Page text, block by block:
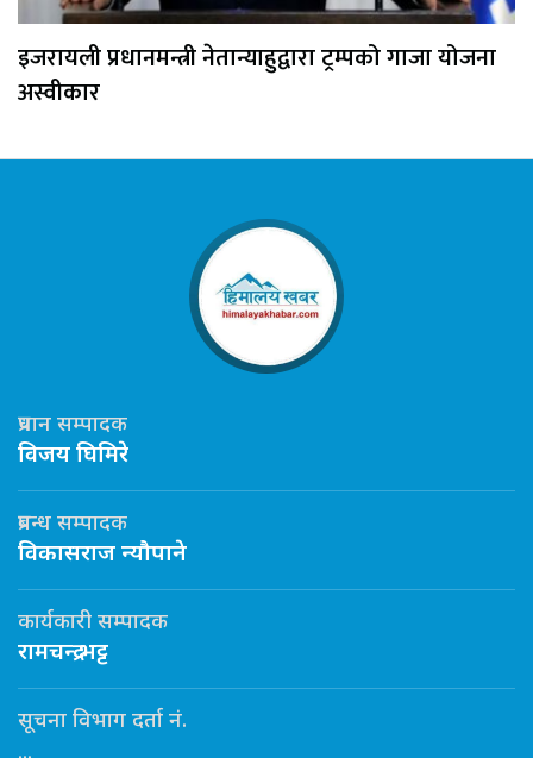
इजरायली प्रधानमन्त्री नेतान्याहुद्वारा ट्रम्पको गाजा योजना
अस्वीकार
प्रधान सम्पादक
विजय घिमिरे
प्रबन्ध सम्पादक
विकासराज न्यौपाने
कार्यकारी सम्पादक
रामचन्द्र भट्ट
सूचना विभाग दर्ता नं.